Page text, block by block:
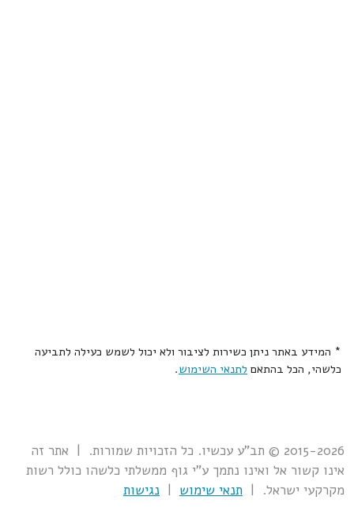
* המידע באתר ניתן כשירות לציבור ולא יכול לשמש כעילה לתביעה
כלשהי, הכל בהתאם לתנאי השימוש.
2015-2026 © תב"ע עכשיו. כל הזכויות שמורות. | אתר זה
אינו קשור אל ואינו נתמך ע"י גוף ממשלתי כלשהו כולל רשות
מקרקעי ישראל. | תנאי שימוש | נגישות